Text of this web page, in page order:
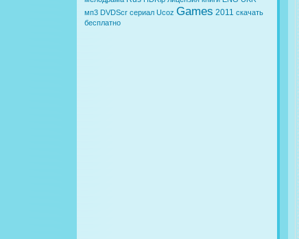
мп3 DVDScr сериал Ucoz Games 2011 скачать
бесплатно